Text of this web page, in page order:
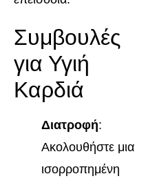
Συμβουλές
για Υγιή
Καρδιά
Διατροφή:
Ακολουθήστε μια
ισορροπημένη